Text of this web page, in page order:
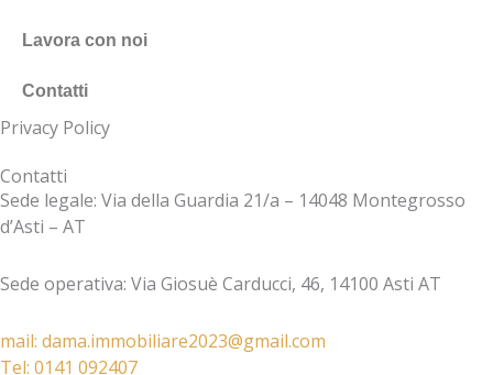
Lavora con noi
Contatti
Privacy Policy
Contatti
Sede legale: Via della Guardia 21/a – 14048 Montegrosso
d’Asti – AT
Sede operativa: Via Giosuè Carducci, 46, 14100 Asti AT
mail: dama.immobiliare2023@gmail.com​
Tel: 0141 092407​